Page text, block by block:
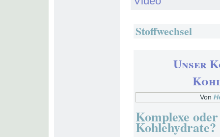
Stoffwechsel
Unser
Von
Komplexe
Kohlehydrate?